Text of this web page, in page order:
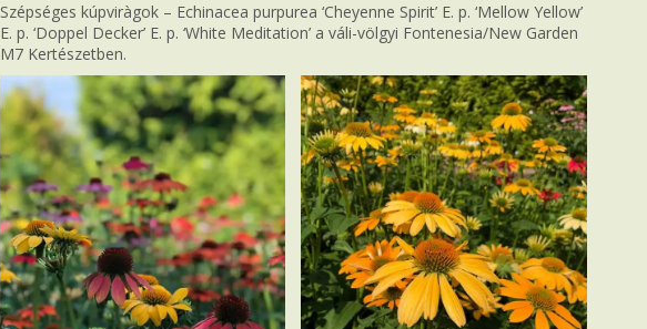
Szépséges kúpviràgok – Echinacea purpurea ‘Cheyenne Spirit’ E. p. ‘Mellow Yellow’
E. p. ‘Doppel Decker’ E. p. ‘White Meditation’ a váli-völgyi Fontenesia/New Garden
M7 Kertészetben.